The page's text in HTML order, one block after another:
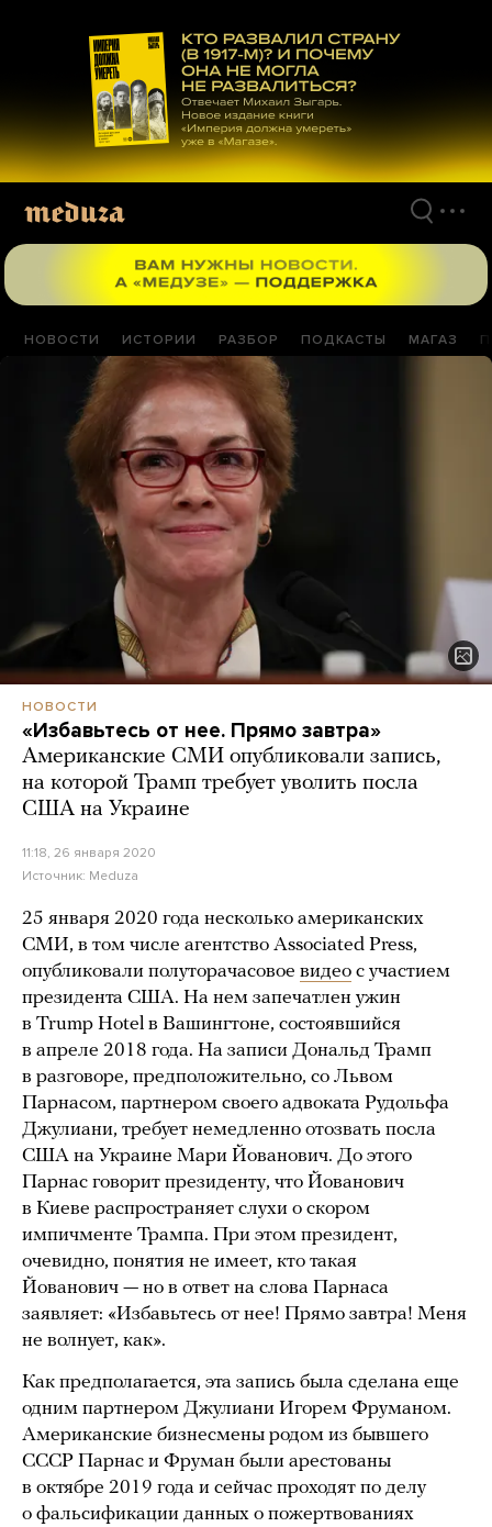
материалам
НОВОСТИ ИСТОРИИ РАЗБОР ПОДКАСТЫ МАГАЗ
НОВОСТИ
«Избавьтесь от нее. Прямо завтра»
Американские СМИ опубликовали запись,
на которой Трамп требует уволить посла
США на Украине
11:18, 26 января 2020
Источник: Meduza
25 января 2020 года несколько американских
СМИ, в том числе агентство Associated Press,
опубликовали полуторачасовое видео с участием
президента США. На нем запечатлен ужин
в Trump Hotel в Вашингтоне, состоявшийся
в апреле 2018 года. На записи Дональд Трамп
в разговоре, предположительно, со Львом
Парнасом, партнером своего адвоката Рудольфа
Джулиани, требует немедленно отозвать посла
США на Украине Мари Йованович. До этого
Парнас говорит президенту, что Йованович
в Киеве распространяет слухи о скором
импичменте Трампа. При этом президент,
очевидно, понятия не имеет, кто такая
Йованович — но в ответ на слова Парнаса
заявляет: «Избавьтесь от нее! Прямо завтра! Меня
не волнует, как».
Как предполагается, эта запись была сделана еще
одним партнером Джулиани Игорем Фруманом.
Американские бизнесмены родом из бывшего
СССР Парнас и Фруман были арестованы
в октябре 2019 года и сейчас проходят по делу
о фальсификации данных о пожертвованиях